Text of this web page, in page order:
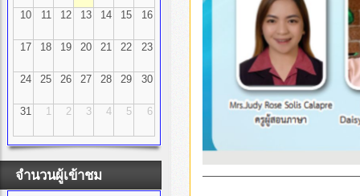
10 11 12 13 14 15 16
17 18 19 20 21 22 23
24 25 26 27 28 29 30
31 1 2 3 4 5 6
จำนวนผู้เข้าชม